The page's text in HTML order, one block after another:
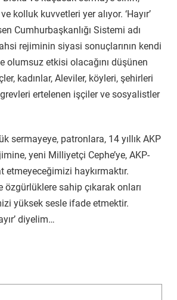
kolluk kuvvetleri yer alıyor. ‘Hayır’
Cumhurbaşkanlığı Sistemi adı
rejiminin siyasi sonuçlarının kendi
olumsuz etkisi olacağını düşünen
kadınlar, Aleviler, köyleri, şehirleri
ertelenen işçiler ve sosyalistler
sermayeye, patronlara, 14 yıllık AKP
yeni Milliyetçi Cephe’ye, AKP-
etmeyeceğimizi haykırmaktır.
özgürlüklere sahip çıkarak onları
yüksek sesle ifade etmektir.
diyelim…